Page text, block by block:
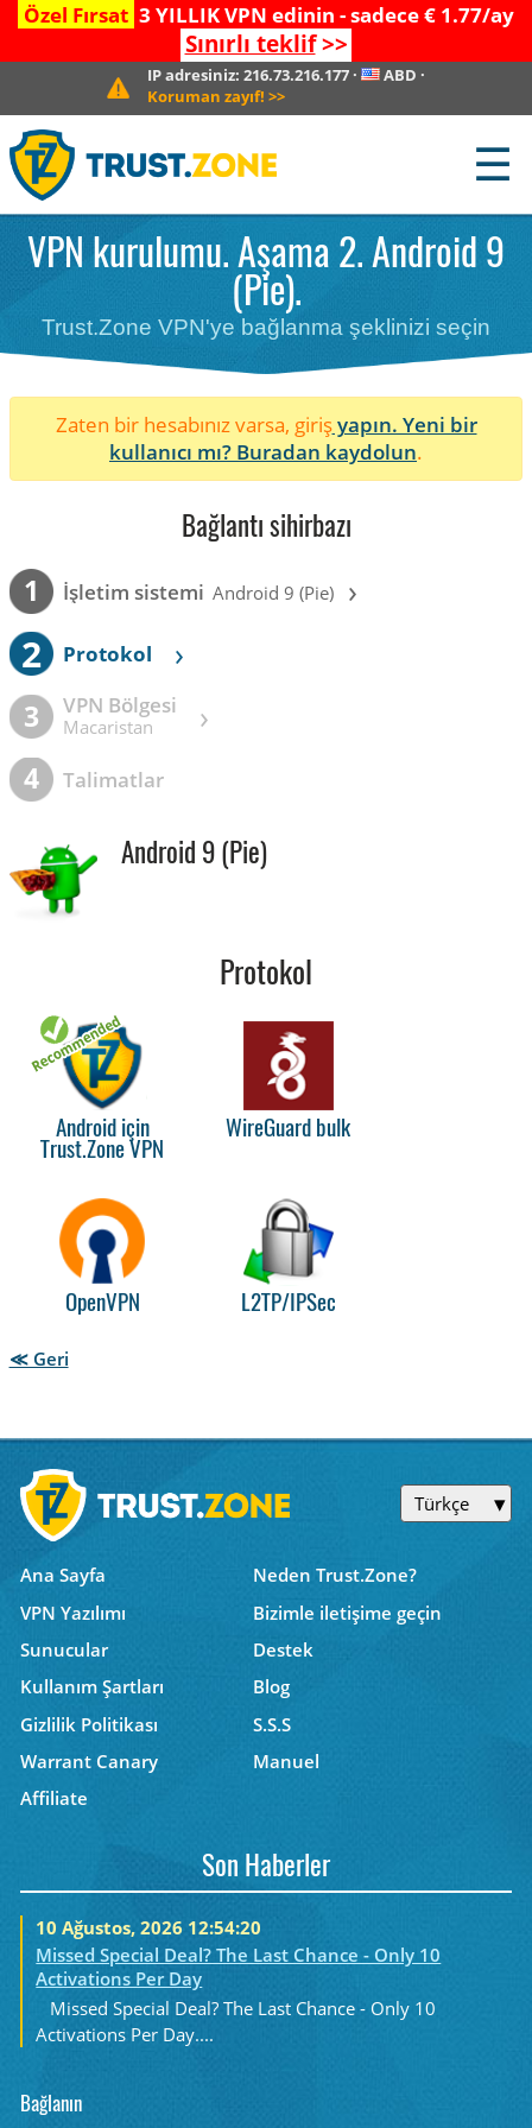
Özel Fırsat 3 YILLIK VPN edinin - sadece € 1.77/ay
Sınırlı teklif>>
IP adresiniz:216.73.216.177 · ABD ·
Koruman zayıf! >>
☰
VPN kurulumu. Aşama 2. Android 9
(Pie).
Trust.Zone VPN'ye bağlanma şeklinizi seçin
Zaten bir hesabınız varsa, girişyapın. Yeni bir
kullanıcı mı? Buradan kaydolun.
Bağlantı sihirbazı
1 İşletim sistemi Android 9 (Pie) ›
2 Protokol ›
3 VPN Bölgesi
Macaristan ›
4 Talimatlar
Android 9 (Pie)
Protokol
Android için
Trust.Zone VPN
WireGuard bulk
OpenVPN L2TP/IPSec
≪ Geri
Türkçe
Ana Sayfa
Neden Trust.Zone?
VPN Yazılımı
Bizimle iletişime geçin
Sunucular
Destek
Kullanım Şartları
Blog
Gizlilik Politikası
S.S.S
Warrant Canary
Manuel
Affiliate
Son Haberler
10 Ağustos, 2026 12:54:20
Missed Special Deal? The Last Chance - Only 10
Activations Per Day
Missed Special Deal? The Last Chance - Only 10
Activations Per Day....
Bağlanın